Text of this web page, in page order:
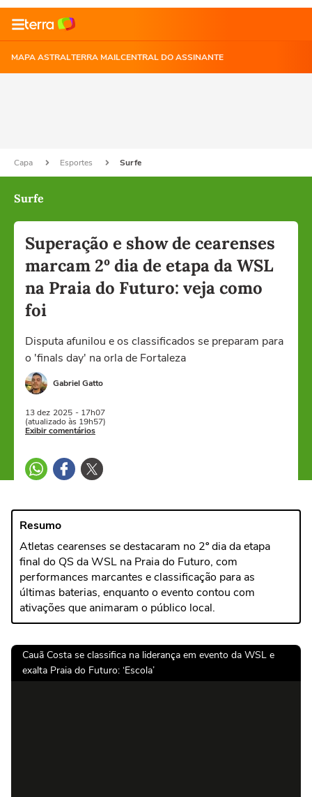
MAPA ASTRALTERRA MAILCENTRAL DO ASSINANTE
Capa Esportes Surfe
Surfe
Superação e show de cearenses
marcam 2º dia de etapa da WSL
na Praia do Futuro: veja como
foi
Disputa afunilou e os classificados se preparam para
o 'finals day' na orla de Fortaleza
Gabriel Gatto
13 dez 2025 - 17h07
(atualizado às 19h57)
Exibir comentários
Resumo
Atletas cearenses se destacaram no 2º dia da etapa
final do QS da WSL na Praia do Futuro, com
performances marcantes e classificação para as
últimas baterias, enquanto o evento contou com
ativações que animaram o público local.
Cauã Costa se classifica na liderança em evento da WSL e
exalta Praia do Futuro: ‘Escola’